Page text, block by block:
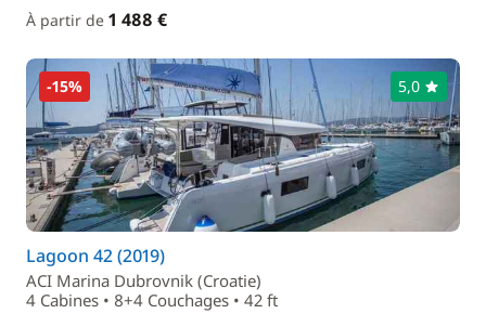
À partir de 1 488 €
-15% 5,0
Lagoon 42 (2019)
ACI Marina Dubrovnik (Croatie)
4 Cabines • 8+4 Couchages • 42 ft